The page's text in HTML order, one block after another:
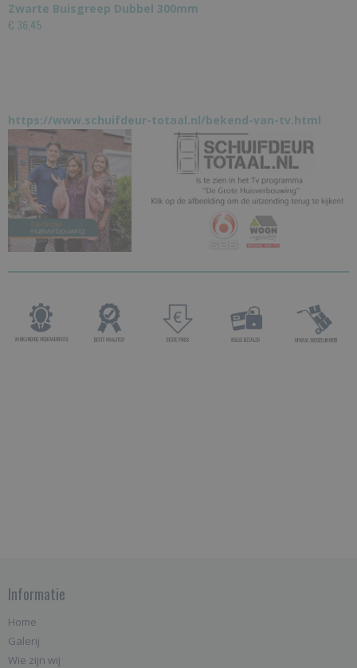
Zwarte Buisgreep Dubbel 300mm
€ 36,45
https://www.schuifdeur-totaal.nl/bekend-van-tv.html
Informatie
Home
Galerij
Wie zijn wij